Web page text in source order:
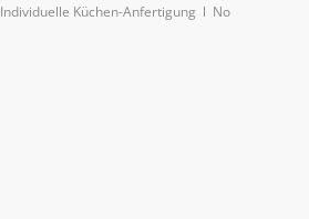
Individuelle Küchen-Anfertigung
No